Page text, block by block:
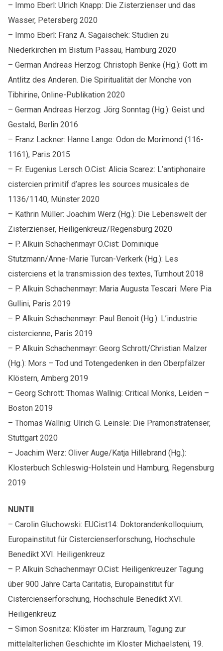
– Immo Eberl: Ulrich Knapp: Die Zisterzienser und das
Wasser, Petersberg 2020
– Immo Eberl: Franz A. Sagaischek: Studien zu
Niederkirchen im Bistum Passau, Hamburg 2020
– German Andreas Herzog: Christoph Benke (Hg.): Gott im
Antlitz des Anderen. Die Spiritualität der Mönche von
Tibhirine, Online-Publikation 2020
– German Andreas Herzog: Jörg Sonntag (Hg.): Geist und
Gestald, Berlin 2016
– Franz Lackner: Hanne Lange: Odon de Morimond (116-
1161), Paris 2015
– Fr. Eugenius Lersch O.Cist: Alicia Scarez: L’antiphonaire
cistercien primitif d’apres les sources musicales de
1136/1140, Münster 2020
– Kathrin Müller: Joachim Werz (Hg.): Die Lebenswelt der
Zisterzienser, Heiligenkreuz/Regensburg 2020
– P. Alkuin Schachenmayr O.Cist: Dominique
Stutzmann/Anne-Marie Turcan-Verkerk (Hg.): Les
cisterciens et la transmission des textes, Turnhout 2018
– P. Alkuin Schachenmayr: Maria Augusta Tescari: Mere Pia
Gullini, Paris 2019
– P. Alkuin Schachenmayr: Paul Benoit (Hg.): L’industrie
cistercienne, Paris 2019
– P. Alkuin Schachenmayr: Georg Schrott/Christian Malzer
(Hg.): Mors – Tod und Totengedenken in den Oberpfälzer
Klöstern, Amberg 2019
– Georg Schrott: Thomas Wallnig: Critical Monks, Leiden –
Boston 2019
– Thomas Wallnig: Ulrich G. Leinsle: Die Prämonstratenser,
Stuttgart 2020
– Joachim Werz: Oliver Auge/Katja Hillebrand (Hg.):
Klosterbuch Schleswig-Holstein und Hamburg, Regensburg
2019
NUNTII
– Carolin Gluchowski: EUCist14: Doktorandenkolloquium,
Europainstitut für Cistercienserforschung, Hochschule
Benedikt XVI. Heiligenkreuz
– P. Alkuin Schachenmayr O.Cist: Heiligenkreuzer Tagung
über 900 Jahre Carta Caritatis, Europainstitut für
Cistercienserforschung, Hochschule Benedikt XVI.
Heiligenkreuz
– Simon Sosnitza: Klöster im Harzraum, Tagung zur
mittelalterlichen Geschichte im Kloster Michaelsteni, 19.